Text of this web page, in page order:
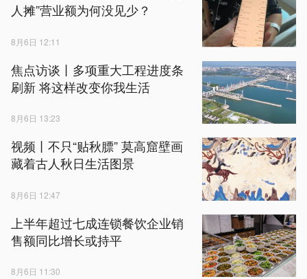
人摊”营业额为何没见少？
8月6日 12:11
焦点访谈丨多项重大工程进度条
刷新 将这样改变你我生活
8月6日 13:23
视频丨不只“贴秋膘” 莫高窟壁画
藏着古人秋日生活图景
8月6日 12:47
上半年超过七成连锁餐饮企业销
售额同比增长或持平
8月6日 11:30